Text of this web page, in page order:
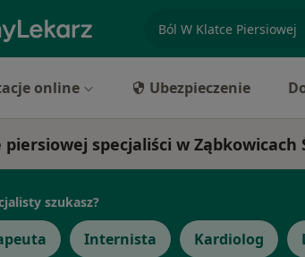
specjalizacja, badanie
online Ubezpieczenie
specjaliści w Ząbkowicach
szukasz?
Internista Kardiolog